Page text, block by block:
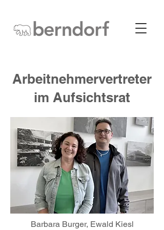
Arbeitnehmervertreter
im Aufsichtsrat
Barbara Burger, Ewald Kiesl